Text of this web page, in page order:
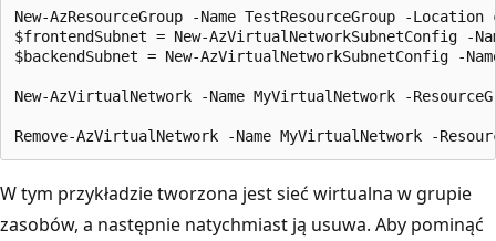
New-AzResourceGroup -Name TestResourceGroup -
$frontendSubnet = New-AzVirtualNetworkSubnetConfig -
$backendSubnet = New-AzVirtualNetworkSubnetConfig -
New-AzVirtualNetwork -Name MyVirtualNetwork -
W tym przykładzie tworzona jest sieć wirtualna w grupie
zasobów, a następnie natychmiast ją usuwa. Aby pominąć